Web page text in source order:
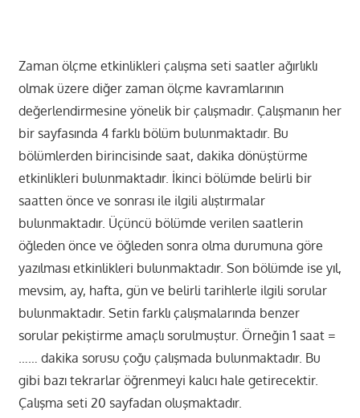
Zaman ölçme etkinlikleri çalışma seti saatler ağırlıklı
olmak üzere diğer zaman ölçme kavramlarının
değerlendirmesine yönelik bir çalışmadır. Çalışmanın her
bir sayfasında 4 farklı bölüm bulunmaktadır. Bu
bölümlerden birincisinde saat, dakika dönüştürme
etkinlikleri bulunmaktadır. İkinci bölümde belirli bir
saatten önce ve sonrası ile ilgili alıştırmalar
bulunmaktadır. Üçüncü bölümde verilen saatlerin
öğleden önce ve öğleden sonra olma durumuna göre
yazılması etkinlikleri bulunmaktadır. Son bölümde ise yıl,
mevsim, ay, hafta, gün ve belirli tarihlerle ilgili sorular
bulunmaktadır. Setin farklı çalışmalarında benzer
sorular pekiştirme amaçlı sorulmuştur. Örneğin 1 saat =
…… dakika sorusu çoğu çalışmada bulunmaktadır. Bu
gibi bazı tekrarlar öğrenmeyi kalıcı hale getirecektir.
Çalışma seti 20 sayfadan oluşmaktadır.